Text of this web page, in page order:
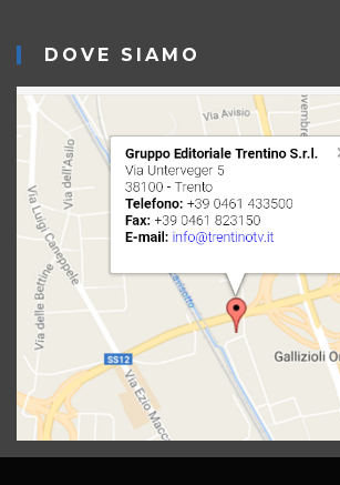
DOVE SIAMO